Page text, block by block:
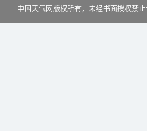
中国天气网版权所有，未经书面授权